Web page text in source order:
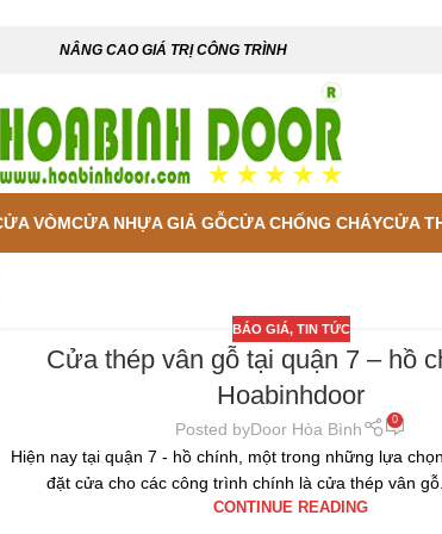
NÂNG CAO GIÁ TRỊ CÔNG TRÌNH
VÒMCỬA NHỰA GIẢ GỖCỬA CHỐNG CHÁYCỬA
BÁO GIÁ, TIN TỨC
Cửa thép vân gỗ tại quận 7 – hồ
Hoabinhdoor
Posted byDoor Hòa Bình 0
Hiện nay tại quận 7 - hồ chính, một trong những lựa
đặt cửa cho các công trình chính là cửa thép vân gỗ.
CONTINUE READING